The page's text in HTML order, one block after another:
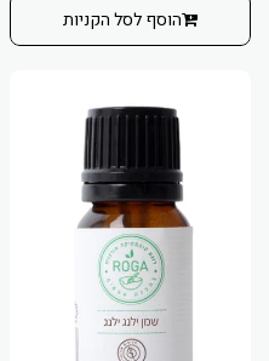
הוסף לסל הקניות